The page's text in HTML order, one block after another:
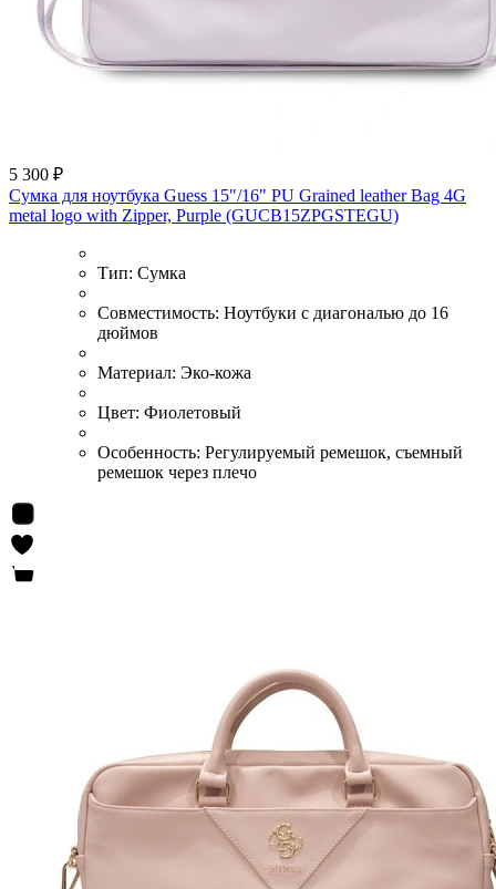
5 300 ₽
Сумка для ноутбука Guess 15"/16" PU Grained leather Bag 4G
metal logo with Zipper, Purple (GUCB15ZPGSTEGU)
Тип: Сумка
Совместимость: Ноутбуки с диагональю до 16
дюймов
Материал: Эко-кожа
Цвет: Фиолетовый
Особенность: Регулируемый ремешок, съемный
ремешок через плечо